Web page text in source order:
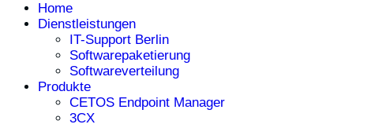
Home
Dienstleistungen
IT-Support Berlin
Softwarepaketierung
Softwareverteilung
Produkte
CETOS Endpoint Manager
3CX